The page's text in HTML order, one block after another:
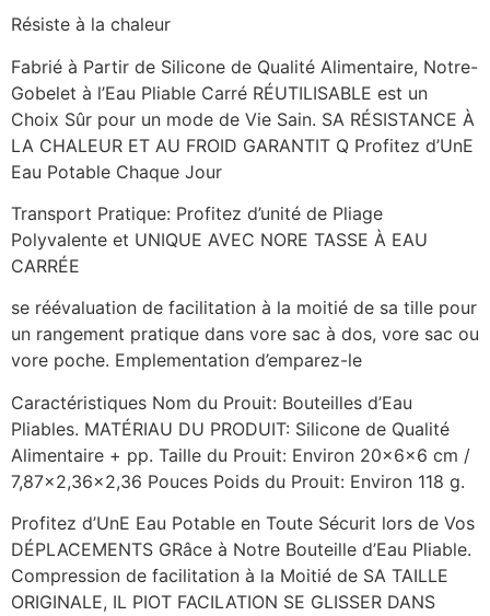
Résiste à la chaleur
Fabrié à Partir de Silicone de Qualité Alimentaire, Notre-
Gobelet à l’Eau Pliable Carré RÉUTILISABLE est un
Choix Sûr pour un mode de Vie Sain. SA RÉSISTANCE À
LA CHALEUR ET AU FROID GARANTIT Q Profitez d’UnE
Eau Potable Chaque Jour
Transport Pratique: Profitez d’unité de Pliage
Polyvalente et UNIQUE AVEC NORE TASSE À EAU
CARRÉE
se réévaluation de facilitation à la moitié de sa tille pour
un rangement pratique dans vore sac à dos, vore sac ou
vore poche. Emplementation d’emparez-le
Caractéristiques Nom du Prouit: Bouteilles d’Eau
Pliables. MATÉRIAU DU PRODUIT: Silicone de Qualité
Alimentaire + pp. Taille du Prouit: Environ 20x6x6 cm /
7,87×2,36×2,36 Pouces Poids du Prouit: Environ 118 g.
Profitez d’UnE Eau Potable en Toute Sécurit lors de Vos
DÉPLACEMENTS GRâce à Notre Bouteille d’Eau Pliable.
Compression de facilitation à la Moitié de SA TAILLE
ORIGINALE, IL PIOT FACILATION SE GLISSER DANS